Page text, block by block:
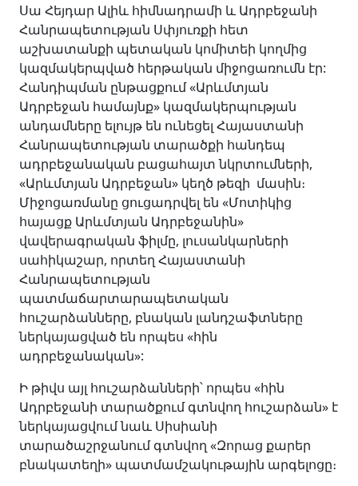
Սա Հեյդար Ալիև հիմնադրամի և Ադրբեջանի
Հանրապետության Սփյուռքի հետ
աշխատանքի պետական կոմիտեի կողմից
կազմակերպված հերթական միջոցառումն էր:
Հանդիպման ընթացքում «Արևմտյան
Ադրբեջան համայնք» կազմակերպության
անդամները ելույթ են ունեցել Հայաստանի
Հանրապետության տարածքի հանդեպ
ադրբեջանական բացահայտ նկրտումների,
«Արևմտյան Ադրբեջան» կեղծ թեզի մասին։
Միջոցառմանը ցուցադրվել են «Մոտիկից
հայացք Արևմտյան Ադրբեջանին»
վավերագրական ֆիլմը, լուսանկարների
սահիկաշար, որտեղ Հայաստանի
Հանրապետության
պատմաճարտարապետական
հուշարձանները, բնական լանդշաֆտները
ներկայացված են որպես «հին
ադրբեջանական»:
Ի թիվս այլ հուշարձանների՝ որպես «հին
Ադրբեջանի տարածքում գտնվող հուշարձան» է
ներկայացվում նաև Սիսիանի
տարածաշրջանում գտնվող «Զորաց քարեր
բնակատեղի» պատմամշակութային արգելոցը։